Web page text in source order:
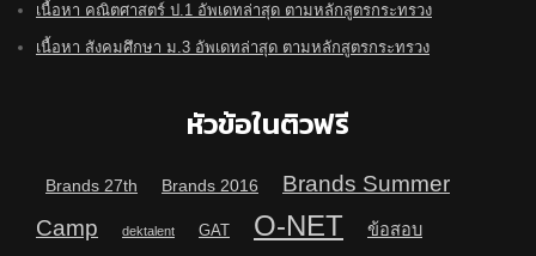
เนื้อหา คณิตศาสตร์ ป.1 อัพเดทล่าสุด ตามหลักสูตรกระทรวง
เนื้อหา สังคมศึกษา ม.3 อัพเดทล่าสุด ตามหลักสูตรกระทรวง
หัวข้อในติวฟรี
Brands 27th Brands 2016
Brands Summer
Camp
dektalent GAT O-NET ข้อสอบ